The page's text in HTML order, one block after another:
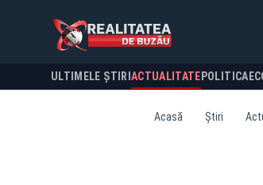
ULTIMELE ȘTIRI ACTUALITATE POLITICA
Acasă Știri